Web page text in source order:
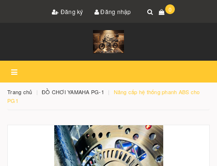
Đăng ký Đăng nhập 0
Trang chủ ĐỒ CHƠI YAMAHA PG-1
Nâng cấp hệ thống phanh ABS cho
PG1